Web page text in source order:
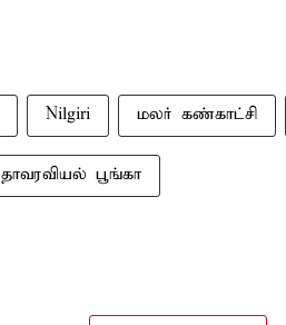
Nilgiri மலர் கண்காட்சி
தாவரவியல் பூங்கா